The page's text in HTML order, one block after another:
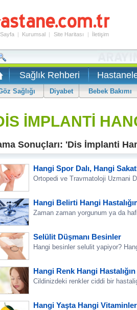
| Kurumsal | Site Haritası | İletişim
Sağlık Rehberi
Sağlığı Diyabet Bebek Bakımı
İMPLANTİ
Sonuçları: 'Dis İmplanti
Hangi Spor Dalı, Hangi
Ortopedi ve Travmatoloji Uzmani
Hangi Belirti Hangi
Zaman zaman yorgunum ya da
Selülit Düşmanı Besinler
Hangi besinler selulit yapiyor?
Hangi Renk Hangi
Cildinizdeki renkler ciddi bir
Hangi Yaşta Hangi